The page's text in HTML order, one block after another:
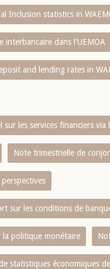
Inclusion statistics in
interbancaire dans l'UEMOA
and lending rates in
sur les services financiers via
Note trimestrielle de
sur les conditions de
la politique monétaire
statistiques économiques de